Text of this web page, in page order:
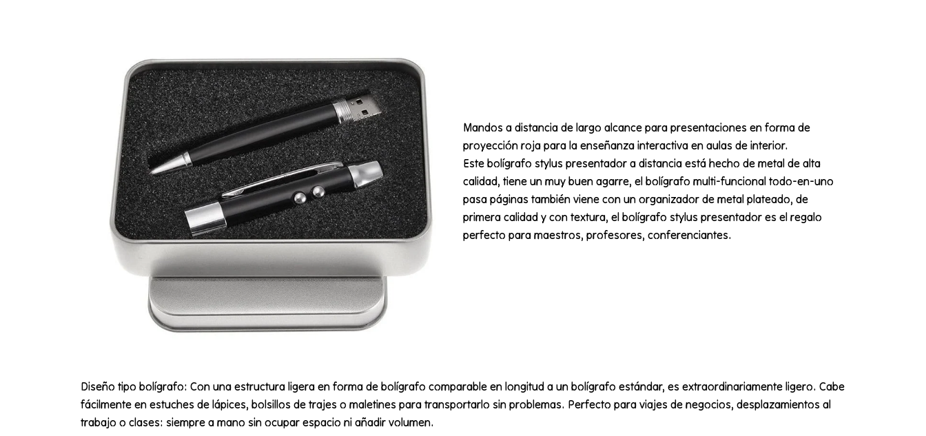
Mandos a distancia de largo alcance para presentaciones en forma de
proyección roja para la enseñanza interactiva en aulas de interior.
Este bolígrafo stylus presentador a distancia está hecho de metal de alta
calidad, tiene un muy buen agarre, el bolígrafo multi-funcional todo-en-uno
pasa páginas también viene con un organizador de metal plateado, de
primera calidad y con textura, el bolígrafo stylus presentador es el regalo
perfecto para maestros, profesores, conferenciantes.
Diseño tipo bolígrafo: Con una estructura ligera en forma de bolígrafo comparable en longitud a un bolígrafo estándar, es extraordinariamente ligero. Cabe
fácilmente en estuches de lápices, bolsillos de trajes o maletines para transportarlo sin problemas. Perfecto para viajes de negocios, desplazamientos al
trabajo o clases: siempre a mano sin ocupar espacio ni añadir volumen.